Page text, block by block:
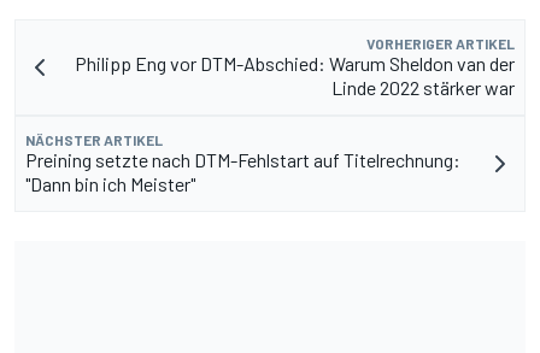
VORHERIGER ARTIKEL
Philipp Eng vor DTM-Abschied: Warum Sheldon van der
Linde 2022 stärker war
NÄCHSTER ARTIKEL
Preining setzte nach DTM-Fehlstart auf Titelrechnung:
"Dann bin ich Meister"